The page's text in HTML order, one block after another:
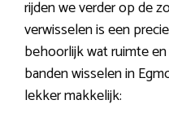
rijden we verder op de
verwisselen is een
behoorlijk wat ruimte
banden wisselen in
lekker makkelijk: